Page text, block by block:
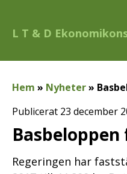
L T & D
Hem » Nyheter»
Publicerat 23 december
Basbeloppen
Regeringen har